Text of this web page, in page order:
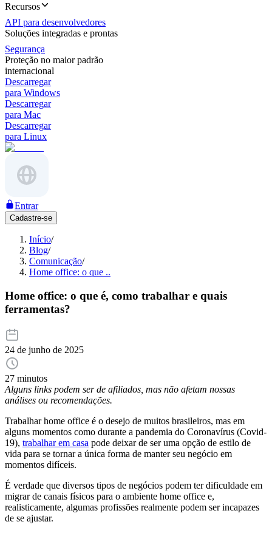
Recursos
API para desenvolvedores
Soluções integradas e prontas
Segurança
Proteção no maior padrão
internacional
Descarregar
para Windows
Descarregar
para Mac
Descarregar
para Linux
Entrar
Cadastre-se
Início/
Blog/
Comunicação/
Home office: o que ..
Home office: o que é, como trabalhar e quais
ferramentas?
24 de junho de 2025
27 minutos
Alguns links podem ser de afiliados, mas não afetam nossas
análises ou recomendações.
Trabalhar home office é o desejo de muitos brasileiros, mas em
alguns momentos como durante a pandemia do Coronavírus (Covid-
19), trabalhar em casa pode deixar de ser uma opção de estilo de
vida para se tornar a única forma de manter seu negócio em
momentos difíceis.
É verdade que diversos tipos de negócios podem ter dificuldade em
migrar de canais físicos para o ambiente home office e,
realisticamente, algumas profissões realmente podem ser incapazes
de se ajustar.